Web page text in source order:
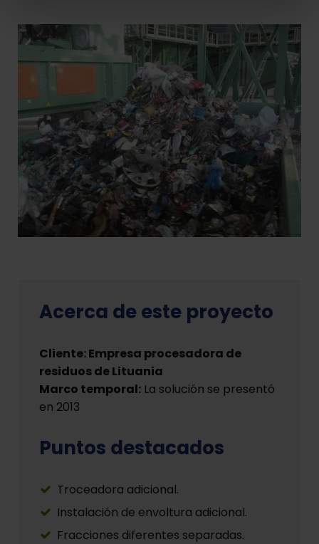
Acerca de este proyecto
Cliente: Empresa procesadora de
residuos de Lituania
Marco temporal: La solución se presentó
en 2013
Puntos destacados
Troceadora adicional.
Instalación de envoltura adicional.
Fracciones diferentes separadas.